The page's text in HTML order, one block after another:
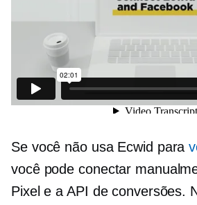
Se você não usa Ecwid para
você pode conectar
Pixel e a API de conversões.